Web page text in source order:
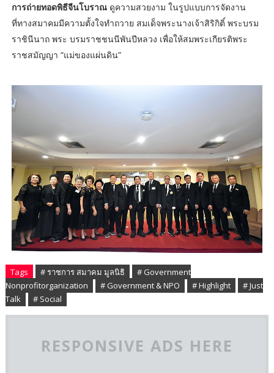
การถ่ายทอดพิธีจีนโบราณดูความสวยงาม ในรูปแบบการจัดงาน
ที่ทางสมาคมมีความตั้งใจทำถวาย สมเด็จพระนางเจ้าสิริกิติ์ พระบรม
ราชินีนาถ พระ บรมราชชนนีพันปีหลวง เพื่อให้สมพระเกียรติพระ
ราชสมัญญา “แม่ของแผ่นดิน”
Tags # ราชการ สมาคม มูลนิธิ
# Government
Nonprofitorganization
# Government & NPO # Highlight
# Just
Talk
# Social
RESPONSIVE ADS HERE